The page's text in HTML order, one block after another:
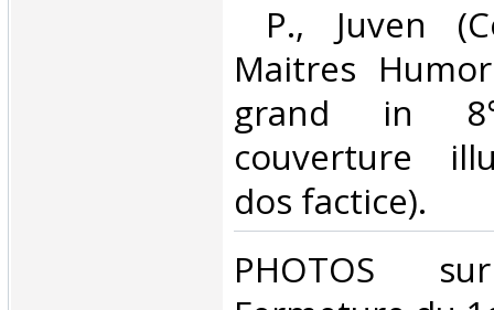
P., Juven
Maitres
grand in
couverture
dos factice). ‎
‎PHOTOS